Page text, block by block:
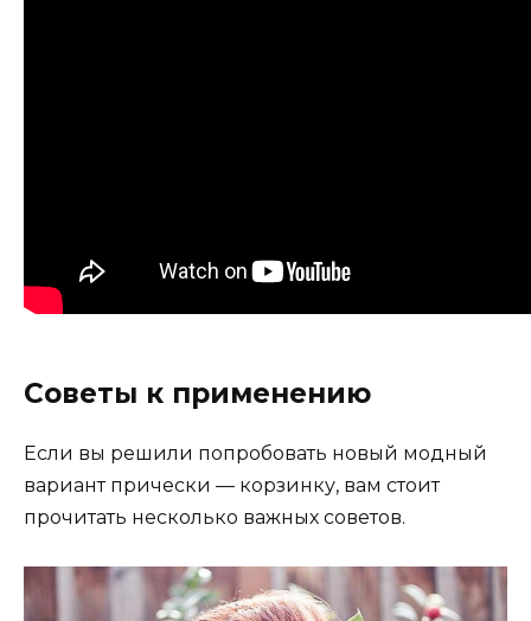
Советы к применению
Если вы решили попробовать новый модный
вариант прически — корзинку, вам стоит
прочитать несколько важных советов.